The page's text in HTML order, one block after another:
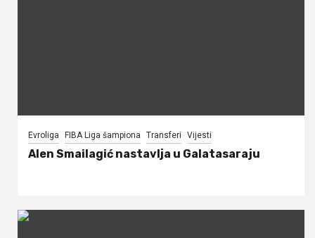
Evroliga FIBA Liga šampiona Transferi Vijesti
Alen Smailagić nastavlja u Galatasaraju